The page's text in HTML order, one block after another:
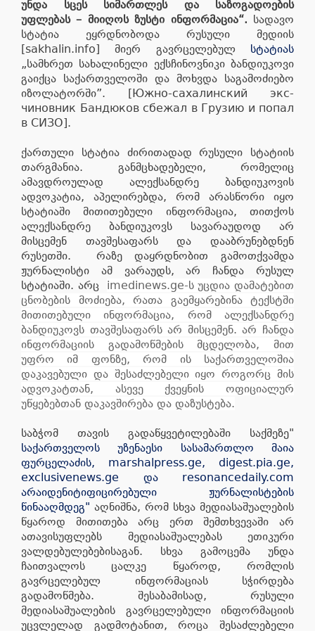
უნდა სცეს სიმართლეს და საზოგადოების
უფლებას – მიიღოს ზუსტი ინფორმაცია“. სადავო
სტატია ეყრდნობოდა რუსული მედიის
[sakhalin.info] მიერ გავრცელებულ სტატიას
„სამხრეთ სახალინელი ექსჩინოვნიკი ბანდიუკოვი
გაიქცა საქართველოში და მოხვდა საგამოძიებო
იზოლატორში”. [Южно-сахалинский экс-
чиновник Бандюков сбежал в Грузию и попал
в СИЗО].
ქართული სტატია ძირითადად რუსული სტატიის
თარგმანია. განმცხადებელი, რომელიც
ამავდროულად ალექსანდრე ბანდიუკოვის
ადვოკატია, აპელირებდა, რომ არასწორი იყო
სტატიაში მითითებული ინფორმაცია, თითქოს
ალექსანდრე ბანდიუკოვს სავარაუდოდ არ
მისცემენ თავშესაფარს და დააბრუნებდნენ
რუსეთში. რაზე დაყრდნობით გამოთქვამდა
ჟურნალისტი ამ ვარაუდს, არ ჩანდა რუსულ
სტატიაში. არც imedinews.ge-ს უცდია დამატებით
ცნობების მოძიება, რათა გაემყარებინა ტექსტში
მითითებული ინფორმაცია, რომ ალექსანდრე
ბანდიუკოვს თავშესაფარს არ მისცემენ. არ ჩანდა
ინფორმაციის გადამოწმების მცდელობა, მით
უფრო იმ ფონზე, რომ ის საქართველოშია
დაკავებული და შესაძლებელი იყო როგორც მის
ადვოკატთან, ასევე ქვეყნის ოფიციალურ
უწყებებთან დაკავშირება და დაზუსტება.
საბჭომ თავის გადაწყვეტილებაში საქმეზე"
საქართველოს უზენაესი სასამართლო მაია
ფურცელაძის, marshalpress.ge, digest.pia.ge,
exclusivenews.ge და resonancedaily.com
არაიდენიტიფიცირებული ჟურნალისტების
წინააღმდეგ" აღნიშნა, რომ სხვა მედიასაშუალების
წყაროდ მითითება არც ერთ შემთხვევაში არ
ათავისუფლებს მედიასაშუალებას ეთიკური
ვალდებულებებისაგან. სხვა გამოცემა უნდა
ჩაითვალოს ცალკე წყაროდ, რომლის
გავრცელებულ ინფორმაციას სჭირდება
გადამოწმება. შესაბამისად, რუსული
მედიასაშუალების გავრცელებული ინფორმაციის
უცვლელად გადმოტანით, როცა შესაძლებელი